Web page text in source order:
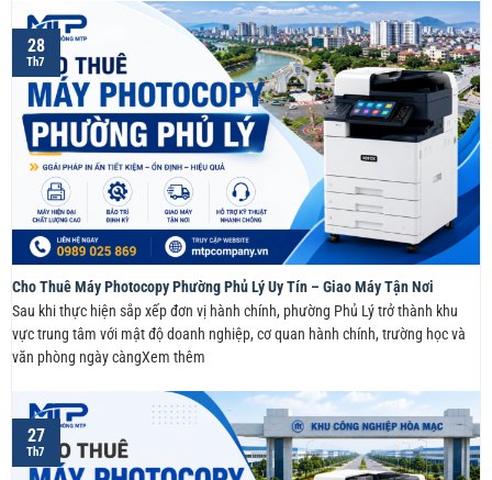
Cho Thuê Máy Photocopy Phường Phủ Lý Uy Tín – Giao Máy Tận Nơi
Sau khi thực hiện sắp xếp đơn vị hành chính, phường Phủ Lý trở thành khu
vực trung tâm với mật độ doanh nghiệp, cơ quan hành chính, trường học và
văn phòng ngày càngXem thêm
28
Th7
27
Th7